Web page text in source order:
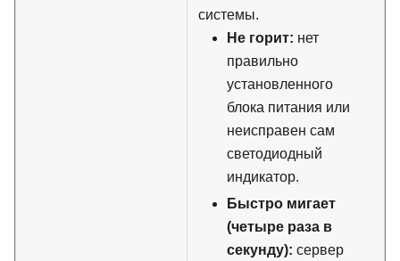
системы.
Не горит: нет
правильно
установленного
блока питания или
неисправен сам
светодиодный
индикатор.
Быстро мигает
(четыре раза в
секунду): сервер